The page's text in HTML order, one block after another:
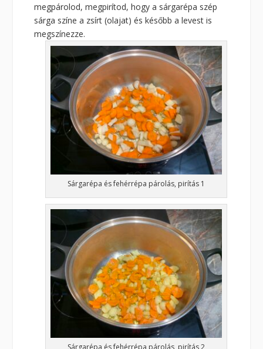
megpárolod, megpirítod, hogy a sárgarépa szép
sárga színe a zsírt (olajat) és később a levest is
megszínezze.
Sárgarépa és fehérrépa párolás, pirítás 1
Sárgarépa és fehérrépa párolás, pirítás 2